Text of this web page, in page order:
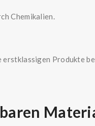
Chemikalien.
erstklassigen Produkte